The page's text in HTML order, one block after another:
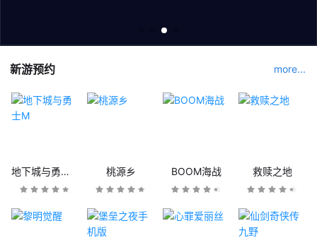
新游预约 more...
地下城与勇士M 桃源乡 BOOM海战 救赎之地